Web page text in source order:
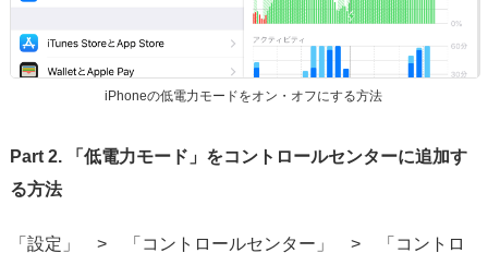
iPhoneの低電力モードをオン・オフにする方法
Part 2. 「低電力モード」をコントロールセンターに追加す
る方法
「設定」 > 「コントロールセンター」 > 「コントロ